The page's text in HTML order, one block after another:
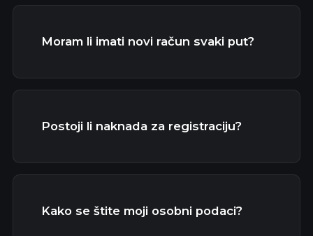
Moram li imati novi račun svaki put?
Postoji li naknada za registraciju?
Kako se štite moji osobni podaci?